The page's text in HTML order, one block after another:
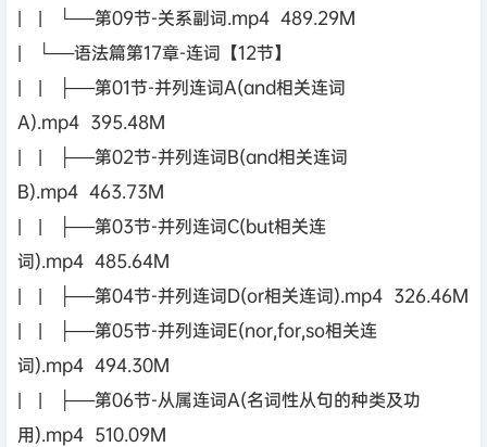
| | └──第09节-关系副词.mp4 489.29M
| └──语法篇第17章-连词【12节】
| | ├──第01节-并列连词A(and相关连词
A).mp4 395.48M
| | ├──第02节-并列连词B(and相关连词
B).mp4 463.73M
| | ├──第03节-并列连词C(but相关连
词).mp4 485.64M
| | ├──第04节-并列连词D(or相关连词).mp4 326.46M
| | ├──第05节-并列连词E(nor,for,so相关连
词).mp4 494.30M
| | ├──第06节-从属连词A(名词性从句的种类及功
用).mp4 510.09M